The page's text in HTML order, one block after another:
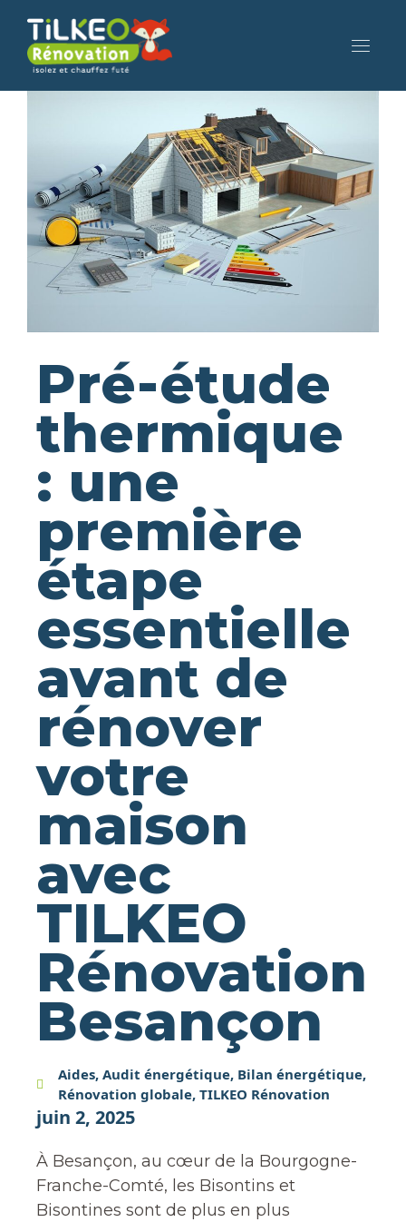
Pré-étude
thermique
: une
première
étape
essentielle
avant de
rénover
votre
maison
avec
TILKEO
Rénovation
Besançon
Aides, Audit énergétique, Bilan énergétique,
Rénovation globale, TILKEO Rénovation
juin 2, 2025
À Besançon, au cœur de la Bourgogne-
Franche-Comté, les Bisontins et
Bisontines sont de plus en plus